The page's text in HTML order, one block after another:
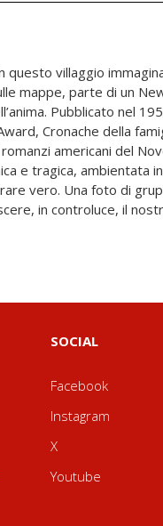
in controluce, il
SOCIAL
Facebook
Instagram
X
Youtube